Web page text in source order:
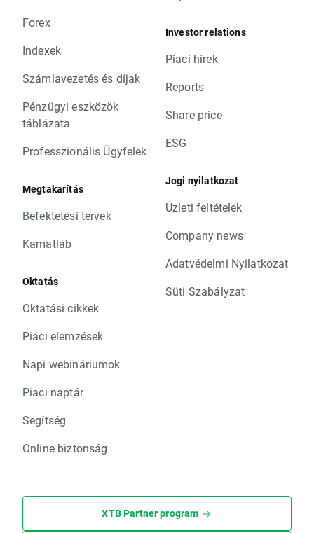
Forex
Indexek
Számlavezetés és díjak
Pénzügyi eszközök
táblázata
Professzionális Ügyfelek
Megtakarítás
Befektetési tervek
Kamatláb
Oktatás
Oktatási cikkek
Piaci elemzések
Napi webináriumok
Piaci naptár
Segítség
Online biztonság
Investor relations
Piaci hírek
Reports
Share price
ESG
Jogi nyilatkozat
Üzleti feltételek
Company news
Adatvédelmi Nyilatkozat
Süti Szabályzat
XTB Partner program